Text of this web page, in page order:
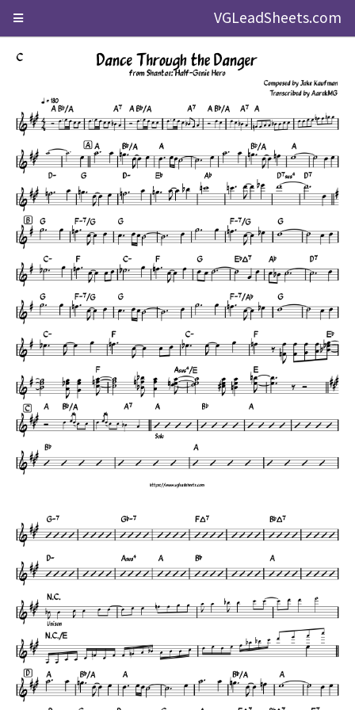
VGLeadSheets.com